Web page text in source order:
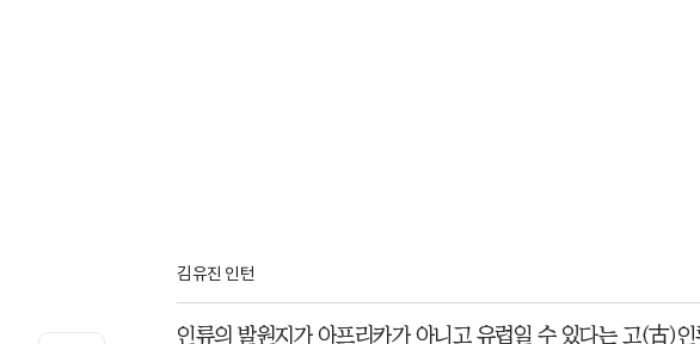
김유진 인턴
인류의 발원지가 아프리카가 아니고 유럽일 수 있다는 고(古)